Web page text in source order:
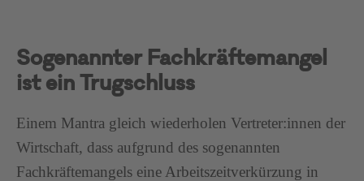
Sogenannter Fachkräftemangel
ist ein Trugschluss
Einem Mantra gleich wiederholen Vertreter:innen der
Wirtschaft, dass aufgrund des sogenannten
Fachkräftemangels eine Arbeitszeitverkürzung in